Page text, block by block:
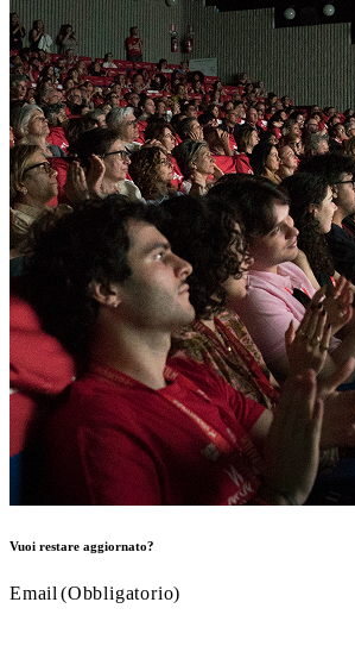
Vuoi restare aggiornato?
Email(Obbligatorio)